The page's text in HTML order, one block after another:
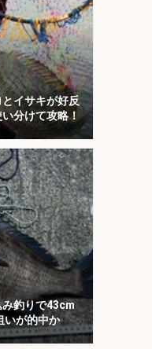
イサキが好反
分けて攻略！
み釣りで43cm
いが的中か